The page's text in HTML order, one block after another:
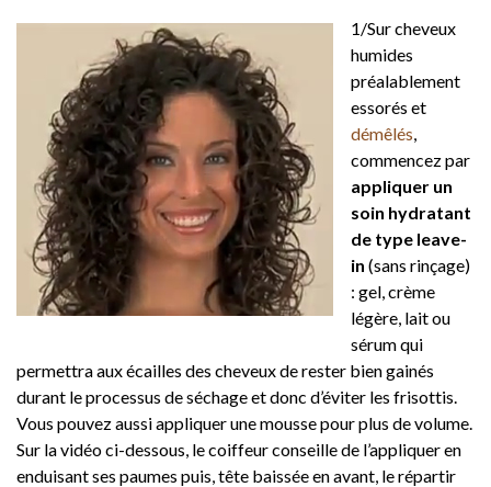
1/Sur cheveux
humides
préalablement
essorés et
démêlés
commencez par
appliquer un
soin hydratant
de type leave-
in (sans rinçage)
: gel, crème
légère, lait ou
sérum qui
permettra aux écailles des cheveux de rester bien gainés
durant le processus de séchage et donc d’éviter les frisottis.
Vous pouvez aussi appliquer une mousse pour plus de volume.
Sur la vidéo ci-dessous, le coiffeur conseille de l’appliquer en
enduisant ses paumes puis, tête baissée en avant, le répartir